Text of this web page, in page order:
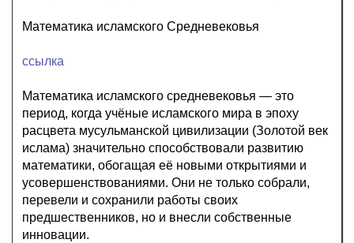
Математика исламского Средневековья
ссылка
Математика исламского средневековья — это
период, когда учёные исламского мира в эпоху
расцвета мусульманской цивилизации (Золотой век
ислама) значительно способствовали развитию
математики, обогащая её новыми открытиями и
усовершенствованиями. Они не только собрали,
перевели и сохранили работы своих
предшественников, но и внесли собственные
инновации.